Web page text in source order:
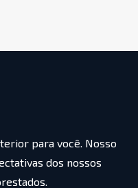
para você. Nosso
dos nossos